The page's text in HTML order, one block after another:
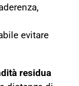
evitare
residua